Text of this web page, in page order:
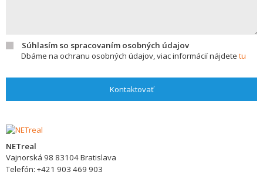
Súhlasím so spracovaním osobných údajov
Dbáme na ochranu osobných údajov, viac informácií nájdete tu
Kontaktovať
NETreal
Vajnorská 98 83104Bratislava
Telefón: +421 903 469 903